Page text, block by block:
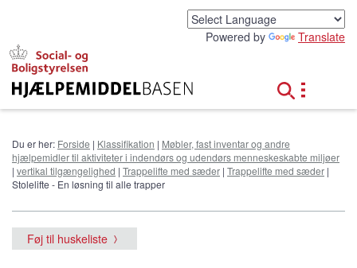
Powered by Translate
Du er her: Forside | Klassifikation | Møbler, fast inventar og andre
hjælpemidler til aktiviteter i indendørs og udendørs menneskeskabte miljøer
| vertikal tilgængelighed | Trappelifte med sæder | Trappelifte med sæder |
Stolelifte - En løsning til alle trapper
Føj til huskeliste